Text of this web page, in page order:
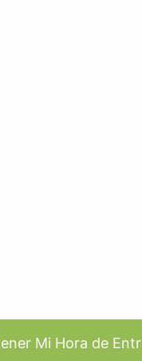
Mi Hora de